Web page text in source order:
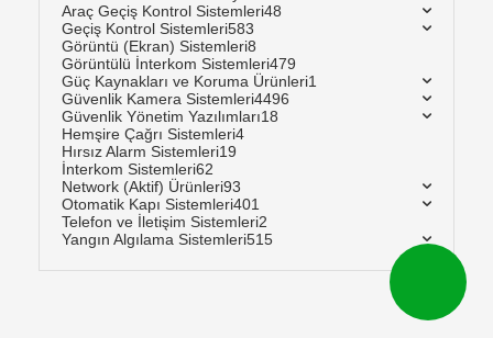
Araç Geçiş Kontrol Sistemleri48
Geçiş Kontrol Sistemleri583
Görüntü (Ekran) Sistemleri8
Görüntülü İnterkom Sistemleri479
Güç Kaynakları ve Koruma Ürünleri1
Güvenlik Kamera Sistemleri4496
Güvenlik Yönetim Yazılımları18
Hemşire Çağrı Sistemleri4
Hırsız Alarm Sistemleri19
İnterkom Sistemleri62
Network (Aktif) Ürünleri93
Otomatik Kapı Sistemleri401
Telefon ve İletişim Sistemleri2
Yangın Algılama Sistemleri515